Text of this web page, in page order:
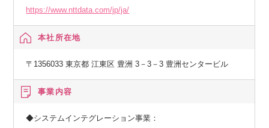
https://www.nttdata.com/jp/ja/
本社所在地
〒1356033 東京都 江東区 豊洲 3－3－3 豊洲センタービル
事業内容
◆システムインテグレーション事業：